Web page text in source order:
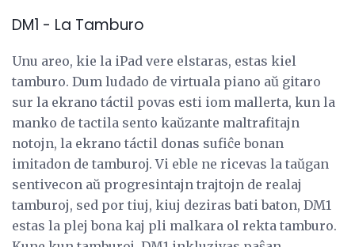
DM1 - La Tamburo
Unu areo, kie la iPad vere elstaras, estas kiel
tamburo. Dum ludado de virtuala piano aŭ gitaro
sur la ekrano táctil povas esti iom mallerta, kun la
manko de tactila sento kaŭzante maltrafitajn
notojn, la ekrano táctil donas sufiĉe bonan
imitadon de tamburoj. Vi eble ne ricevas la taŭgan
sentivecon aŭ progresintajn trajtojn de realaj
tamburoj, sed por tiuj, kiuj deziras bati baton, DM1
estas la plej bona kaj pli malkara ol rekta tamburo.